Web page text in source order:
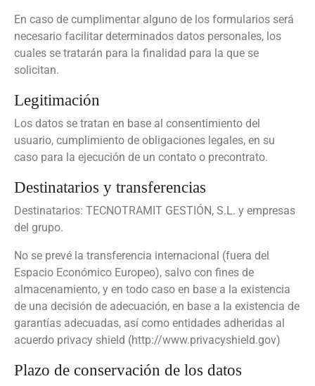
En caso de cumplimentar alguno de los formularios será
necesario facilitar determinados datos personales, los
cuales se tratarán para la finalidad para la que se
solicitan.
Legitimación
Los datos se tratan en base al consentimiento del
usuario, cumplimiento de obligaciones legales, en su
caso para la ejecución de un contato o precontrato.
Destinatarios y transferencias
Destinatarios: TECNOTRAMIT GESTIÓN, S.L. y empresas
del grupo.
No se prevé la transferencia internacional (fuera del
Espacio Económico Europeo), salvo con fines de
almacenamiento, y en todo caso en base a la existencia
de una decisión de adecuación, en base a la existencia de
garantías adecuadas, así como entidades adheridas al
acuerdo privacy shield (http://www.privacyshield.gov)
Plazo de conservación de los datos